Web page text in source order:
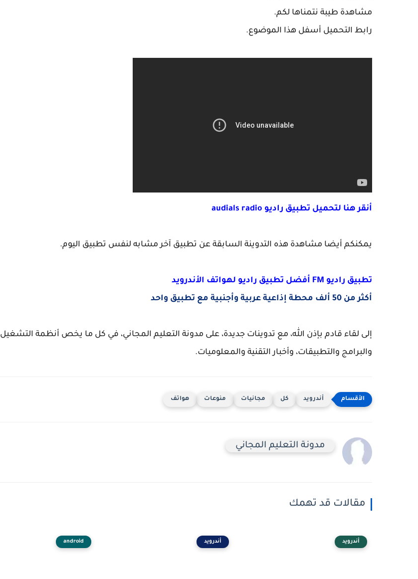
مشاهدة طيبة نتمناها لكم.
رابط التحميل أسفل هذا الموضوع.
أنقر هنا لتحميل تطبيق راديو audials radio
يمكنكم أيضا مشاهدة هذه التدوينة السابقة عن تطبيق آخر مشابه لنفس تطبيق اليوم.
تطبيق راديو FM أفضل تطبيق راديو لهواتف الأندرويد
أكثر من 50 ألف محطة إذاعية عربية وأجنبية مع تطبيق واحد
إلى لقاء قادم بإذن الله، مع تدوينات جديدة، على مدونة التعليم المجاني، في كل ما يخص أنظمة التشغيل
والبرامج والتطبيقات، وأخبار التقنية والمعلوميات.
أندرويد كل مجانيات منوعات هواتف
مدونة التعليم المجاني
مقالات قد تهمك
أندرويد أندرويد android